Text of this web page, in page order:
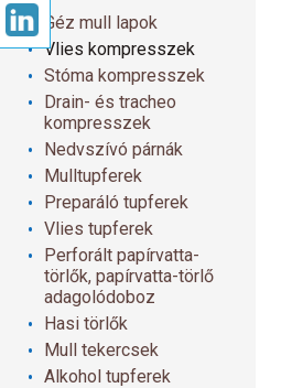
Géz mull lapok
Vlies kompresszek
Stóma kompresszek
Drain- és tracheo
kompresszek
Nedvszívó párnák
Mulltupferek
Preparáló tupferek
Vlies tupferek
Perforált papírvatta-
törlők, papírvatta-törlő
adagolódoboz
Hasi törlők
Mull tekercsek
Alkohol tupferek